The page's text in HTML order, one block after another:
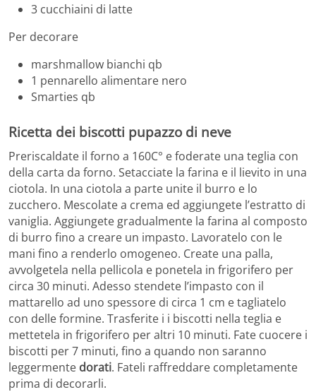
3 cucchiaini di latte
Per decorare
marshmallow bianchi qb
1 pennarello alimentare nero
Smarties qb
Ricetta dei biscotti pupazzo di neve
Preriscaldate il forno a 160C° e foderate una teglia con
della carta da forno. Setacciate la farina e il lievito in una
ciotola. In una ciotola a parte unite il burro e lo
zucchero. Mescolate a crema ed aggiungete l’estratto di
vaniglia. Aggiungete gradualmente la farina al composto
di burro fino a creare un impasto. Lavoratelo con le
mani fino a renderlo omogeneo. Create una palla,
avvolgetela nella pellicola e ponetela in frigorifero per
circa 30 minuti. Adesso stendete l’impasto con il
mattarello ad uno spessore di circa 1 cm e tagliatelo
con delle formine. Trasferite i i biscotti nella teglia e
mettetela in frigorifero per altri 10 minuti. Fate cuocere i
biscotti per 7 minuti, fino a quando non saranno
leggermente dorati. Fateli raffreddare completamente
prima di decorarli.